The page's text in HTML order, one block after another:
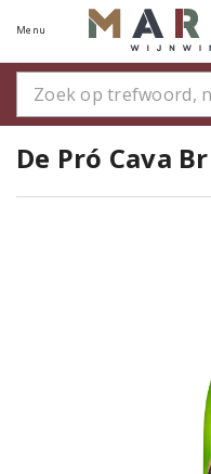
Menu
De Pró Cava